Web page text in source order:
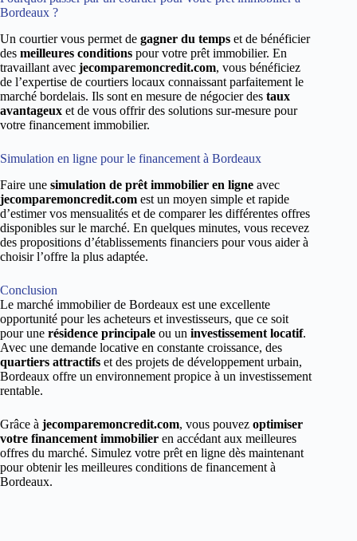
Bordeaux ?
Un courtier vous permet de gagner du temps et de bénéficier
des meilleures conditions pour votre prêt immobilier. En
travaillant avec jecomparemoncredit.com, vous bénéficiez
de l’expertise de courtiers locaux connaissant parfaitement le
marché bordelais. Ils sont en mesure de négocier des taux
avantageux et de vous offrir des solutions sur-mesure pour
votre financement immobilier.
Simulation en ligne pour le financement à Bordeaux
Faire une simulation de prêt immobilier en ligne avec
jecomparemoncredit.com est un moyen simple et rapide
d’estimer vos mensualités et de comparer les différentes offres
disponibles sur le marché. En quelques minutes, vous recevez
des propositions d’établissements financiers pour vous aider à
choisir l’offre la plus adaptée.
Conclusion
Le marché immobilier de Bordeaux est une excellente
opportunité pour les acheteurs et investisseurs, que ce soit
pour une résidence principale ou un investissement locatif.
Avec une demande locative en constante croissance, des
quartiers attractifs et des projets de développement urbain,
Bordeaux offre un environnement propice à un investissement
rentable.
Grâce à jecomparemoncredit.com, vous pouvez optimiser
votre financement immobilier en accédant aux meilleures
offres du marché. Simulez votre prêt en ligne dès maintenant
pour obtenir les meilleures conditions de financement à
Bordeaux.